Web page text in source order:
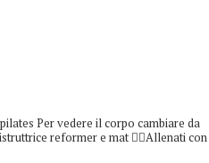
Per vedere il corpo cambiare da
reformer e mat 👇🏻Allenati con